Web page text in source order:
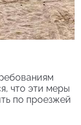
что эти меры
по проезжей